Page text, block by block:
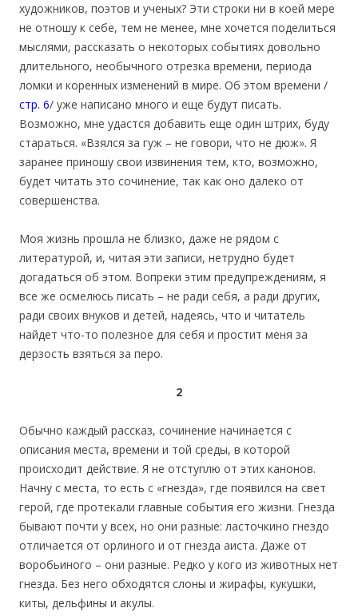
художников, поэтов и ученых? Эти строки ни в коей мере
не отношу к себе, тем не менее, мне хочется поделиться
мыслями, рассказать о некоторых событиях довольно
длительного, необычного отрезка времени, периода
ломки и коренных изменений в мире. Об этом времени /
стр. 6/ уже написано много и еще будут писать.
Возможно, мне удастся добавить еще один штрих, буду
стараться. «Взялся за гуж – не говори, что не дюж». Я
заранее приношу свои извинения тем, кто, возможно,
будет читать это сочинение, так как оно далеко от
совершенства.
Моя жизнь прошла не близко, даже не рядом с
литературой, и, читая эти записи, нетрудно будет
догадаться об этом. Вопреки этим предупреждениям, я
все же осмелюсь писать – не ради себя, а ради других,
ради своих внуков и детей, надеясь, что и читатель
найдет что-то полезное для себя и простит меня за
дерзость взяться за перо.
2
Обычно каждый рассказ, сочинение начинается с
описания места, времени и той среды, в которой
происходит действие. Я не отступлю от этих канонов.
Начну с места, то есть с «гнезда», где появился на свет
герой, где протекали главные события его жизни. Гнезда
бывают почти у всех, но они разные: ласточкино гнездо
отличается от орлиного и от гнезда аиста. Даже от
воробьиного – они разные. Редко у кого из животных нет
гнезда. Без него обходятся слоны и жирафы, кукушки,
киты, дельфины и акулы.